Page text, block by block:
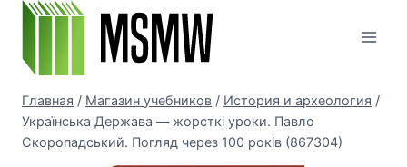
Перейти
содержимому
Главная / Магазин учебников / История и археология /
Українська Держава — жорсткі уроки. Павло
Скоропадський. Погляд через 100 років (867304)